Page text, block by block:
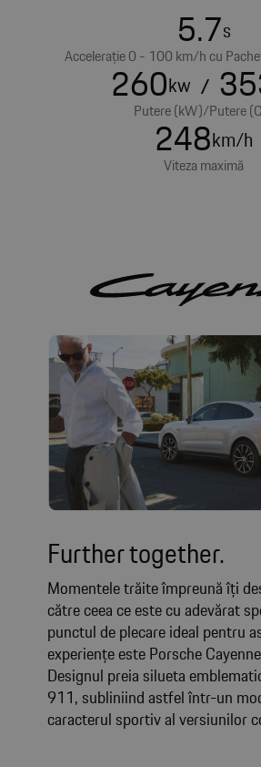
5.7s
Accelerație 0 - 100 km/h cu
260kw /
Putere (kW)/Putere
248km/h
Viteza maximă
Further together.
Momentele trăite împreună îți
către ceea ce este cu adevărat
punctul de plecare ideal pentru
experiențe este Porsche
Designul preia silueta
911, subliniind astfel într-un
caracterul sportiv al versiunilor